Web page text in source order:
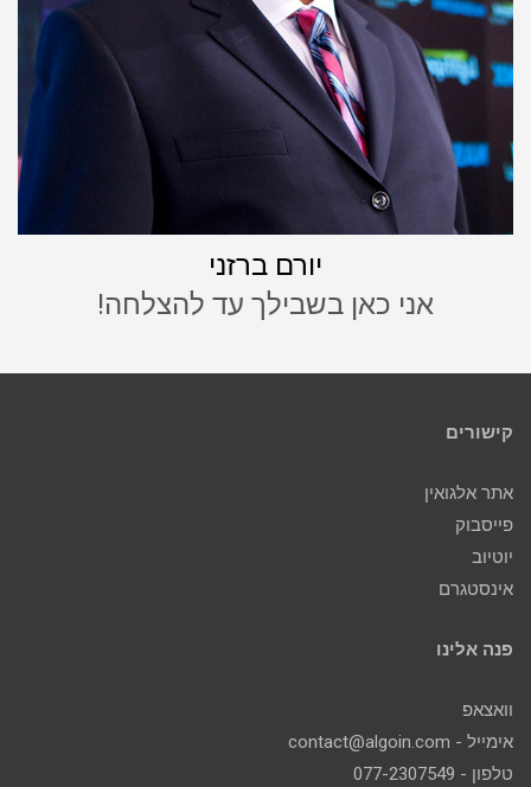
יורם ברזני
אני כאן בשבילך עד להצלחה!
קישורים
אתר אלגואין
פייסבוק
יוטיוב
אינסטגרם
פנה אלינו
וואצאפ
אימייל - contact@algoin.com
טלפון - 077-2307549